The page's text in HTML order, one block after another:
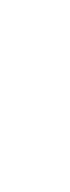
aos favoritos